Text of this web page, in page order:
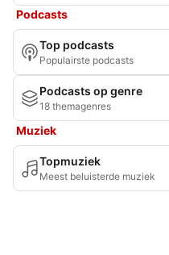
Podcasts
Top podcasts
Populairste podcasts
Podcasts op genre
18 themagenres
Muziek
Topmuziek
Meest beluisterde muziek